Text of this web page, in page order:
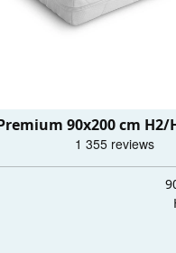
90x200 cm H2/